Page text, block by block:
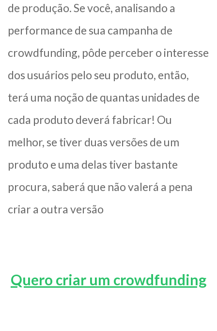
de produção. Se você, analisando a
performance de sua campanha de
crowdfunding, pôde perceber o interesse
dos usuários pelo seu produto, então,
terá uma noção de quantas unidades de
cada produto deverá fabricar! Ou
melhor, se tiver duas versões de um
produto e uma delas tiver bastante
procura, saberá que não valerá a pena
criar a outra versão
Quero criar um crowdfunding